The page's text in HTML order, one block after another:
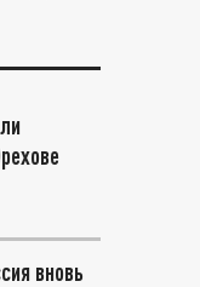
вновь